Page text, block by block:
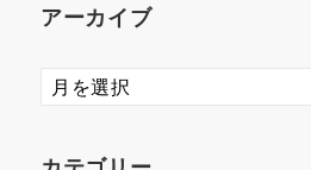
アーカイブ
ア
ー